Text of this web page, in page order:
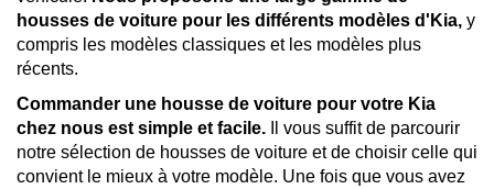
housses de voiture pour les différents modèles d'Kia, y
compris les modèles classiques et les modèles plus
récents.
Commander une housse de voiture pour votre Kia
chez nous est simple et facile. Il vous suffit de parcourir
notre sélection de housses de voiture et de choisir celle qui
convient le mieux à votre modèle. Une fois que vous avez